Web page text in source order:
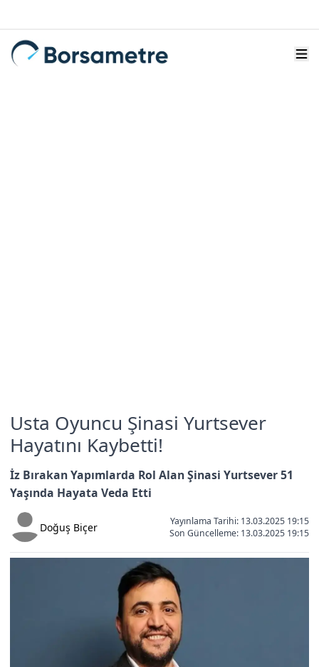
Usta Oyuncu Şinasi Yurtsever
Hayatını Kaybetti!
İz Bırakan Yapımlarda Rol Alan Şinasi Yurtsever 51
Yaşında Hayata Veda Etti
Doğuş Biçer
Yayınlama Tarihi: 13.03.2025 19:15
Son Güncelleme: 13.03.2025 19:15